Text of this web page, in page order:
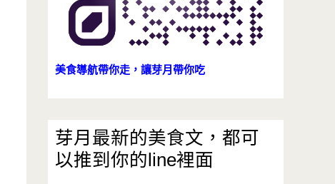
美食導航帶你走，讓芽月帶你吃
芽月最新的美食文，都可
以推到你的line裡面